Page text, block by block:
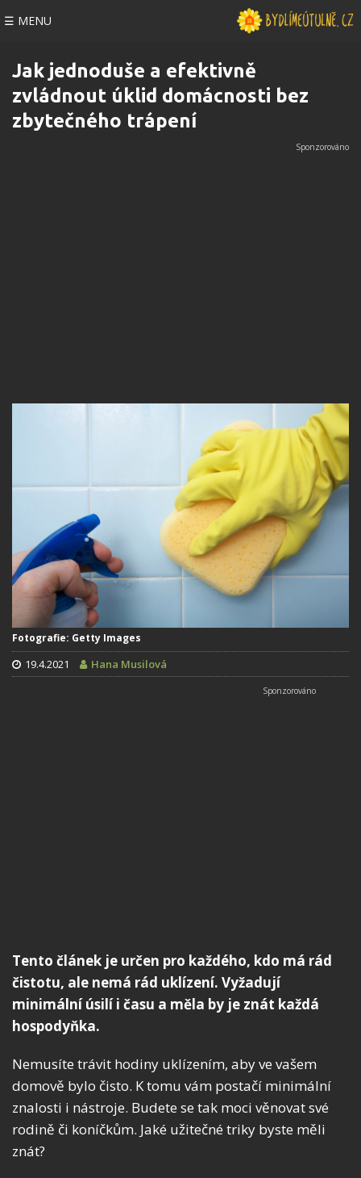
☰ MENU
Jak jednoduše a efektivně
zvládnout úklid domácnosti bez
zbytečného trápení
Fotografie: Getty Images
19.4.2021 Hana Musilová
Tento článek je určen pro každého, kdo má rád
čistotu, ale nemá rád uklízení. Vyžadují
minimální úsilí i času a měla by je znát každá
hospodyňka.
Nemusíte trávit hodiny uklízením, aby ve vašem
domově bylo čisto. K tomu vám postačí minimální
znalosti i nástroje. Budete se tak moci věnovat své
rodině či koníčkům. Jaké užitečné triky byste měli
znát?